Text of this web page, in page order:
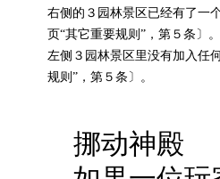
右侧的３园林景区已经有了一
页“其它重要规则”，第５条〕。
左侧３园林景区里没有加入任
规则”，第５条〕。
挪动神殿